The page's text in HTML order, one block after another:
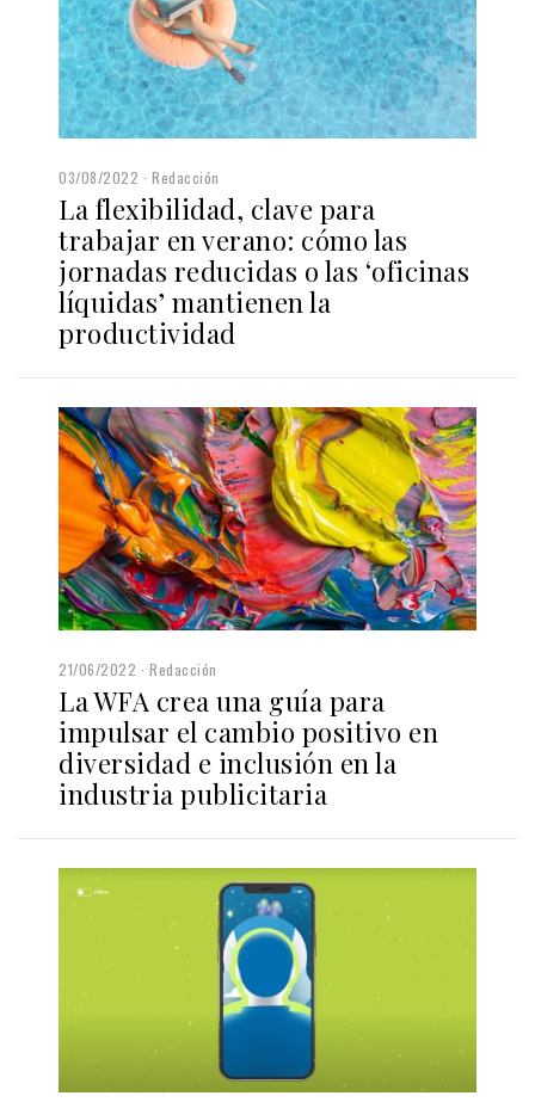
03/08/2022 Redacción
La flexibilidad, clave para
trabajar en verano: cómo las
jornadas reducidas o las ‘oficinas
líquidas’ mantienen la
productividad
21/06/2022 Redacción
La WFA crea una guía para
impulsar el cambio positivo en
diversidad e inclusión en la
industria publicitaria